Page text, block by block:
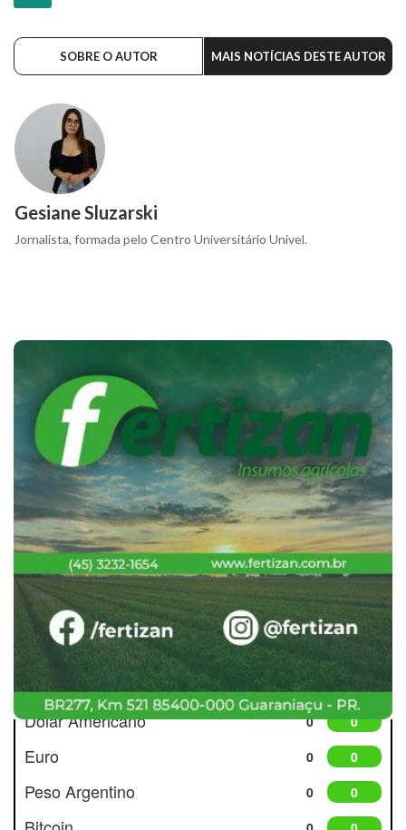
SOBRE O AUTOR MAIS NOTÍCIAS DESTE AUTOR
Gesiane Sluzarski
Jornalista, formada pelo Centro Universitário Univel.
Cotações
Dólar Americano 0 0
Euro 0 0
Peso Argentino 0 0